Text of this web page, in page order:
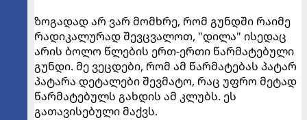
ზოგადად არ ვარ მომხრე, რომ გუნდში რაიმე
რადიკალურად შევცვალოთ, "დილა" ისედაც
არის ბოლო წლების ერთ-ერთი წარმატებული
გუნდი. მე ვეცდები, რომ ამ წარმატებას პატარ
პატარა დეტალები შევმატო, რაც უფრო მეტად
წარმატებულს გახდის ამ კლუბს. ეს
გათავისებული მაქვს.